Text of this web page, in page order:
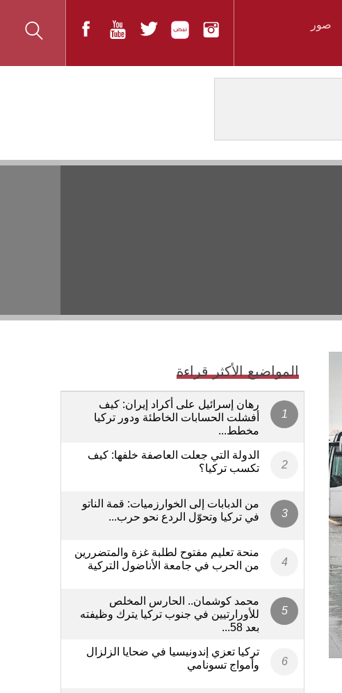
صور
المواضيع الأكثر قراءة
رهان إسرائيل على أكراد إيران: كيف
أفشلت الحسابات الخاطئة ودور تركيا
مخطط...
الدولة التي جعلت العاصفة خلفها: كيف
تكسب تركيا؟
من الدبابات إلى الخوارزميات: قمة الناتو
في تركيا وتحوّل الردع نحو حرب...
منحة تعليم مفتوح لطلبة غزة والمتضررين
من الحرب في جامعة الأناضول التركية
محمد كوشمان.. الحارس المخلص
للأورارتيين في جنوب تركيا يترك وظيفته
بعد 58...
تركيا تعزي إندونيسيا في ضحايا الزلزال
وأمواج تسونامي